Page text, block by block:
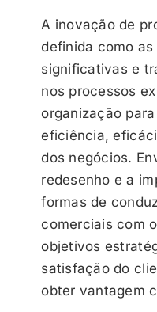
A inovação de
definida como as
significativas e
nos processos
organização
eficiência,
dos negócios.
redesenho e a
formas de
comerciais com
objetivos
satisfação do
obter vantagem